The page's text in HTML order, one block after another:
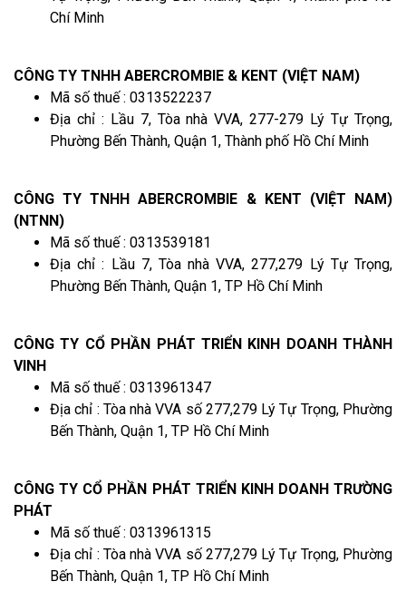
Chí Minh
CÔNG TY TNHH ABERCROMBIE & KENT (VIỆT NAM)
Mã số thuế : 0313522237
Địa chỉ : Lầu 7, Tòa nhà VVA, 277-279 Lý Tự Trọng,
Phường Bến Thành, Quận 1, Thành phố Hồ Chí Minh
CÔNG TY TNHH ABERCROMBIE & KENT (VIỆT NAM)
(NTNN)
Mã số thuế : 0313539181
Địa chỉ : Lầu 7, Tòa nhà VVA, 277,279 Lý Tự Trọng,
Phường Bến Thành, Quận 1, TP Hồ Chí Minh
CÔNG TY CỔ PHẦN PHÁT TRIỂN KINH DOANH THÀNH
VINH
Mã số thuế : 0313961347
Địa chỉ : Tòa nhà VVA số 277,279 Lý Tự Trọng, Phường
Bến Thành, Quận 1, TP Hồ Chí Minh
CÔNG TY CỔ PHẦN PHÁT TRIỂN KINH DOANH TRƯỜNG
PHÁT
Mã số thuế : 0313961315
Địa chỉ : Tòa nhà VVA số 277,279 Lý Tự Trọng, Phường
Bến Thành, Quận 1, TP Hồ Chí Minh